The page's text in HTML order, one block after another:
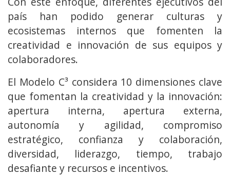
país han podido generar culturas y
ecosistemas internos que fomenten la
creatividad e innovación de sus equipos y
colaboradores.
El Modelo C³ considera 10 dimensiones clave
que fomentan la creatividad y la innovación:
apertura interna, apertura externa,
autonomía y agilidad, compromiso
estratégico, confianza y colaboración,
diversidad, liderazgo, tiempo, trabajo
desafiante y recursos e incentivos.